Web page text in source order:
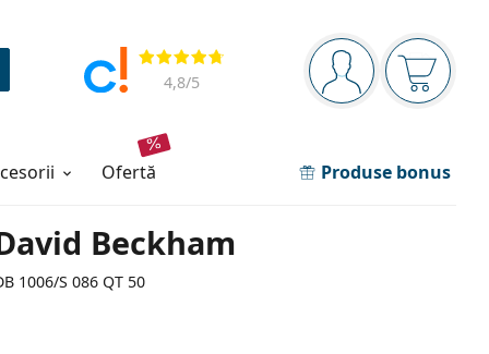
Panou de navigare
Sunteți logat
Coșul
Opinii
4,8/5
ofertă Produse bonus
Beckham
1006/S 086 QT 50